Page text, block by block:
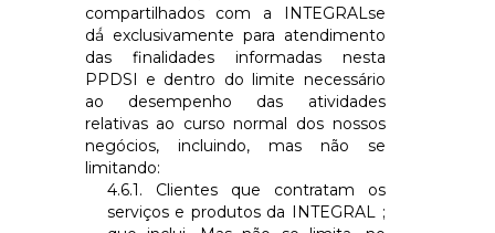
compartilhados com a
INTEGRAL se
dá́ exclusivamente para atendimento
das finalidades informadas nesta
PPDSI e dentro do limite necessário
ao desempenho das atividades
relativas ao curso normal dos nossos
negócios, incluindo, mas não se
limitando:
4.6.1. Clientes que contratam os
serviços e produtos da INTEGRAL
;